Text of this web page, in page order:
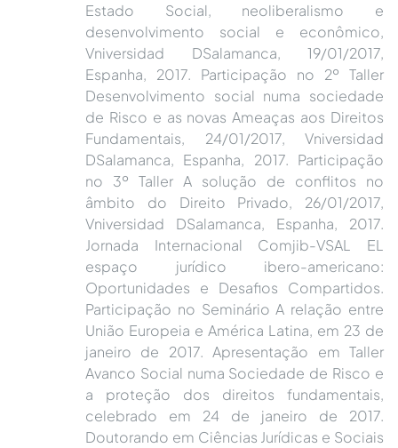
Estado Social, neoliberalismo e
desenvolvimento social e econômico,
Vniversidad DSalamanca, 19/01/2017,
Espanha, 2017. Participação no 2º Taller
Desenvolvimento social numa sociedade
de Risco e as novas Ameaças aos Direitos
Fundamentais, 24/01/2017, Vniversidad
DSalamanca, Espanha, 2017. Participação
no 3º Taller A solução de conflitos no
âmbito do Direito Privado, 26/01/2017,
Vniversidad DSalamanca, Espanha, 2017.
Jornada Internacional Comjib-VSAL EL
espaço jurídico ibero-americano:
Oportunidades e Desafios Compartidos.
Participação no Seminário A relação entre
União Europeia e América Latina, em 23 de
janeiro de 2017. Apresentação em Taller
Avanco Social numa Sociedade de Risco e
a proteção dos direitos fundamentais,
celebrado em 24 de janeiro de 2017.
Doutorando em Ciências Jurídicas e Sociais